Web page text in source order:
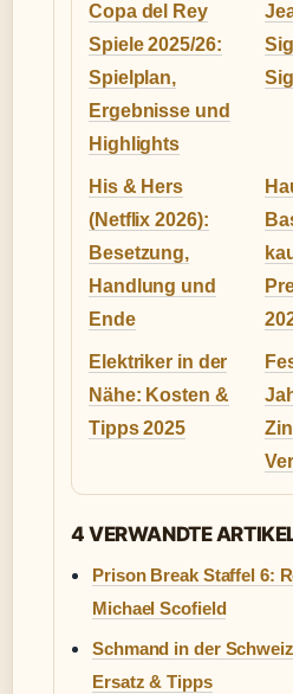
Copa del Rey
Spiele 2025/26:
Spielplan,
Ergebnisse und
Highlights
His & Hers
(Netflix 2026):
Besetzung,
Handlung und
Ende
Elektriker in der
Nähe: Kosten &
Tipps 2025
4 VERWANDTE
Prison Break Staffel 6:
Michael Scofield
Schmand in der
Ersatz & Tipps